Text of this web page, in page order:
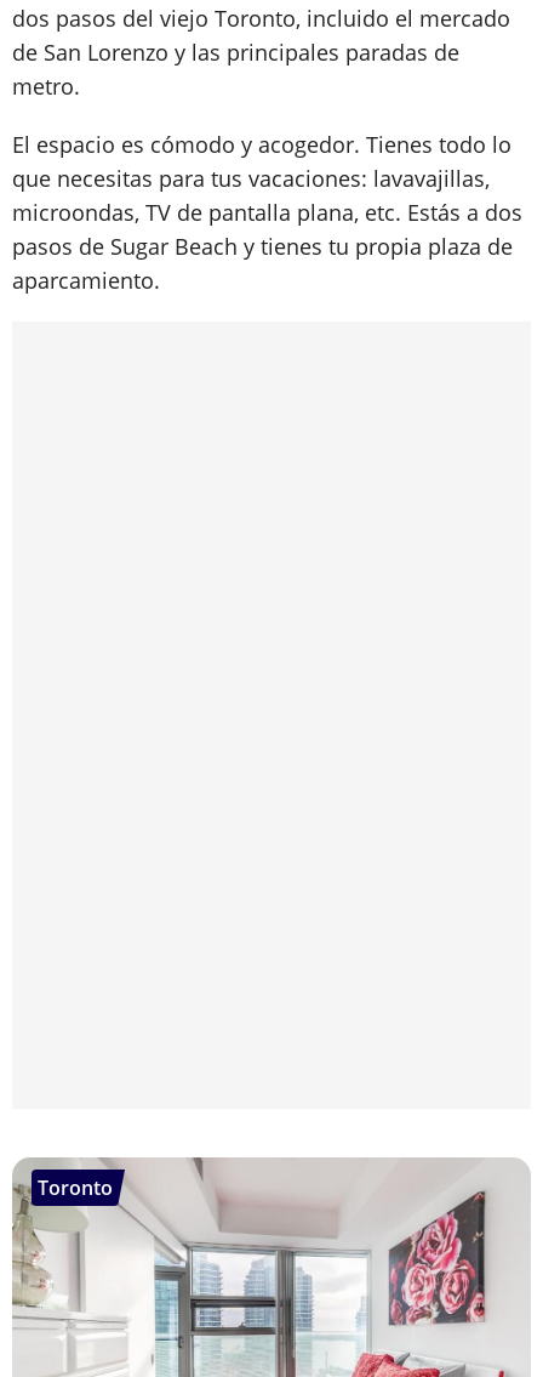
dos pasos del viejo Toronto, incluido el mercado
de San Lorenzo y las principales paradas de
metro.
El espacio es cómodo y acogedor. Tienes todo lo
que necesitas para tus vacaciones: lavavajillas,
microondas, TV de pantalla plana, etc. Estás a dos
pasos de Sugar Beach y tienes tu propia plaza de
aparcamiento.
Toronto